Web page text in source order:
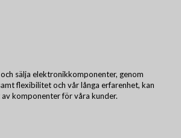
sälja elektronikkomponenter, genom
flexibilitet och vår långa erfarenhet, kan
komponenter för våra kunder.